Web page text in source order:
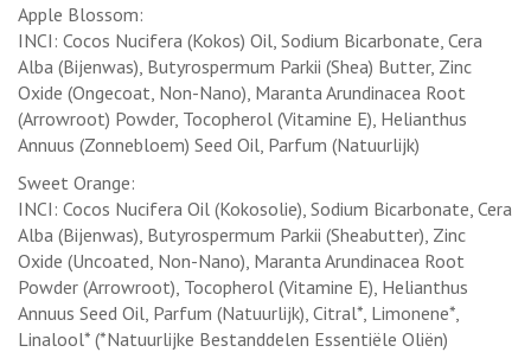
Apple Blossom:
INCI: Cocos Nucifera (Kokos) Oil, Sodium Bicarbonate, Cera
Alba (Bijenwas), Butyrospermum Parkii (Shea) Butter, Zinc
Oxide (Ongecoat, Non-Nano), Maranta Arundinacea Root
(Arrowroot) Powder, Tocopherol (Vitamine E), Helianthus
Annuus (Zonnebloem) Seed Oil, Parfum (Natuurlijk)
Sweet Orange:
INCI: Cocos Nucifera Oil (Kokosolie), Sodium Bicarbonate, Cera
Alba (Bijenwas), Butyrospermum Parkii (Sheabutter), Zinc
Oxide (Uncoated, Non-Nano), Maranta Arundinacea Root
Powder (Arrowroot), Tocopherol (Vitamine E), Helianthus
Annuus Seed Oil, Parfum (Natuurlijk), Citral*, Limonene*,
Linalool* (*Natuurlijke Bestanddelen Essentiële Oliën)